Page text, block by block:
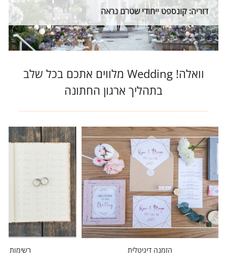
דוריה: קונספט ייחודי שטרם נראה
וואלה! Wedding מלווים אתכם בכל שלב
בתהליך ארגון החתונה
הזמנה דיגיטלית רשימות